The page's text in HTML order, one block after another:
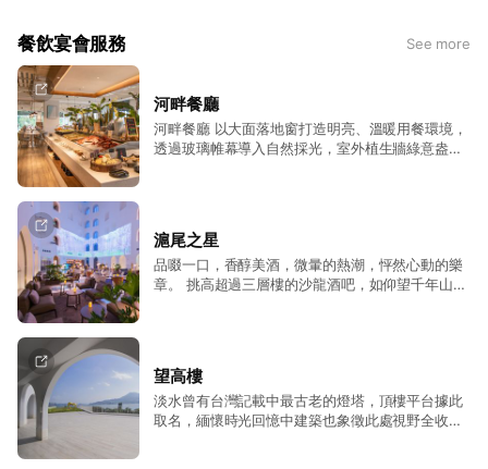
餐飲宴會服務 See more
河畔餐廳
河畔餐廳 以大面落地窗打造明亮、溫暖用餐環境，
透過玻璃帷幕導入自然採光，室外植生牆綠意盎
早餐: 07:00 - 10:00 | 午餐: 11:30 - 14:00 | 晚餐:
18:00-21:00 預約專線:+886-2-2626-9970
滬尾之星
品啜一口，香醇美酒，微暈的熱潮，怦然心動的樂
章。 挑高超過三層樓的沙龍酒吧，如仰望千年山河
日：15:00 - 23:00｜假日：12:00 - 23:00 預約專
線:+886-2-2626-9970
望高樓
淡水曾有台灣記載中最古老的燈塔，頂樓平台據此
取名，緬懷時光回憶中建築也象徵此處視野全收，